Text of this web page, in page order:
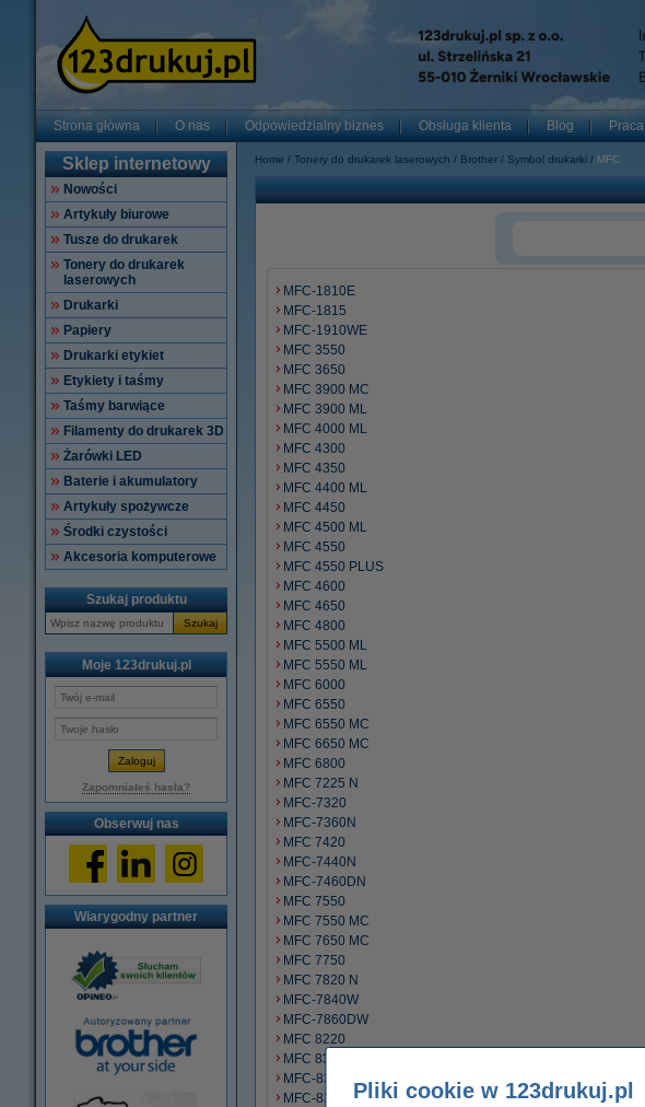
Strona główna O nas Odpowiedzialny biznes Obsługa klienta Blog Praca
Sklep internetowy
Nowości
Artykuły biurowe
Tusze do drukarek
Tonery do drukarek
laserowych
Drukarki
Papiery
Drukarki etykiet
Etykiety i taśmy
Taśmy barwiące
Filamenty do drukarek 3D
Żarówki LED
Baterie i akumulatory
Artykuły spożywcze
Środki czystości
Akcesoria komputerowe
Szukaj produktu
Szukaj
Moje 123drukuj.pl
Zapomniałeś hasła?
Obserwuj nas
Wiarygodny partner
Home Tonery do drukarek laserowych Brother Symbol drukarki MFC
MFC-1810E
MFC-1815
MFC-1910WE
MFC 3550
MFC 3650
MFC 3900 MC
MFC 3900 ML
MFC 4000 ML
MFC 4300
MFC 4350
MFC 4400 ML
MFC 4450
MFC 4500 ML
MFC 4550
MFC 4550 PLUS
MFC 4600
MFC 4650
MFC 4800
MFC 5500 ML
MFC 5550 ML
MFC 6000
MFC 6550
MFC 6550 MC
MFC 6650 MC
MFC 6800
MFC 7225 N
MFC-7320
MFC-7360N
MFC 7420
MFC-7440N
MFC-7460DN
MFC 7550
MFC 7550 MC
MFC 7650 MC
MFC 7750
MFC 7820 N
MFC-7840W
MFC-7860DW
MFC 8220
MFC 8300
MFC-8370DN
MFC-8380DNPliki cookie w 123drukuj.pl